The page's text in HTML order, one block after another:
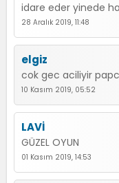
idare eder yinede
28 Aralık 2019, 11:48
elgiz
cok gec aciliyir
10 Kasım 2019, 05:52
LAVİ
GÜZEL OYUN
01 Kasım 2019, 14:53